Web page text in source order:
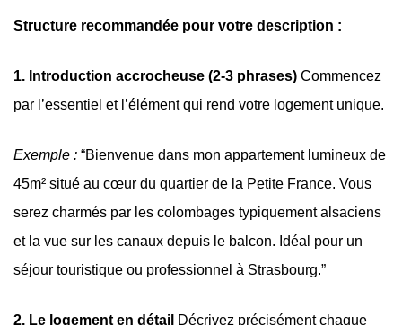
Structure recommandée pour votre description :
1. Introduction accrocheuse (2-3 phrases) Commencez
par l’essentiel et l’élément qui rend votre logement unique.
Exemple : “Bienvenue dans mon appartement lumineux de
45m² situé au cœur du quartier de la Petite France. Vous
serez charmés par les colombages typiquement alsaciens
et la vue sur les canaux depuis le balcon. Idéal pour un
séjour touristique ou professionnel à Strasbourg.”
2. Le logement en détail Décrivez précisément chaque